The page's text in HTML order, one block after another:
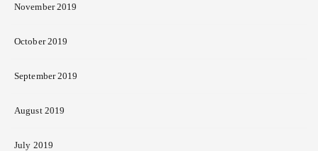
November 2019
October 2019
September 2019
August 2019
July 2019